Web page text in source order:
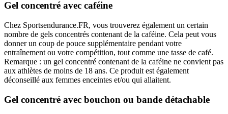
Gel concentré avec caféine
Chez Sportsendurance.FR, vous trouverez également un certain
nombre de gels concentrés contenant de la caféine. Cela peut vous
donner un coup de pouce supplémentaire pendant votre
entraînement ou votre compétition, tout comme une tasse de café.
Remarque : un gel concentré contenant de la caféine ne convient pas
aux athlètes de moins de 18 ans. Ce produit est également
déconseillé aux femmes enceintes et/ou qui allaitent.
Gel concentré avec bouchon ou bande détachable